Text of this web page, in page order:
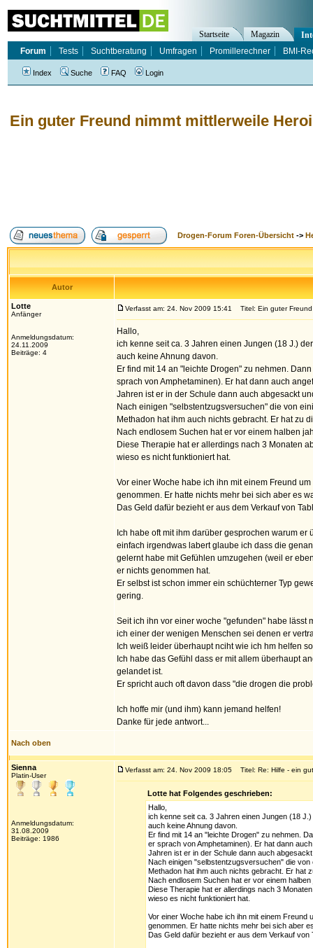
Ein guter Freund nimmt mittlerweile
Drogen-Forum Foren-Übersicht ->
Autor
Lotte
Anfänger
Anmeldungsdatum:
24.11.2009
Beiträge: 4
Verfasst am: 24. Nov 2009 15:41 Titel: Ein guter Freund
Hallo,
ich kenne seit ca. 3 Jahren einen Jungen (18 J.)
auch keine Ahnung davon.
Er find mit 14 an "leichte Drogen" zu nehmen.
sprach von Amphetaminen). Er hat dann auch
Jahren ist er in der Schule dann auch abgesackt
Nach einigen "selbstentzugsversuchen" die von
Methadon hat ihm auch nichts gebracht. Er hat zu
Nach endlosem Suchen hat er vor einem halben
Diese Therapie hat er allerdings nach 3 Monaten
wieso es nicht funktioniert hat.
Vor einer Woche habe ich ihn mit einem Freund
genommen. Er hatte nichts mehr bei sich aber es
Das Geld dafür bezieht er aus dem Verkauf von
Ich habe oft mit ihm darüber gesprochen warum
einfach irgendwas labert glaube ich dass die
gelernt habe mit Gefühlen umzugehen (weil er
er nichts genommen hat.
Er selbst ist schon immer ein schüchterner Typ
gering.
Seit ich ihn vor einer woche "gefunden" habe lässt
ich einer der wenigen Menschen sei denen er
Ich weiß leider überhaupt nciht wie ich hm helfen
Ich habe das Gefühl dass er mit allem überhaupt
gelandet ist.
Er spricht auch oft davon dass "die drogen die
Ich hoffe mir (und ihm) kann jemand helfen!
Danke für jede antwort...
Nach oben
Sienna
Platin-User
Anmeldungsdatum:
31.08.2009
Beiträge: 1986
Verfasst am: 24. Nov 2009 18:05 Titel: Re: Hilfe - ein
Lotte hat Folgendes geschrieben:
Hallo,
ich kenne seit ca. 3 Jahren einen Jungen (18
auch keine Ahnung davon.
Er find mit 14 an "leichte Drogen" zu nehmen.
er sprach von Amphetaminen). Er hat dann
Jahren ist er in der Schule dann auch
Nach einigen "selbstentzugsversuchen" die
Methadon hat ihm auch nichts gebracht. Er hat
Nach endlosem Suchen hat er vor einem
Diese Therapie hat er allerdings nach 3
wieso es nicht funktioniert hat.
Vor einer Woche habe ich ihn mit einem
genommen. Er hatte nichts mehr bei sich aber
Das Geld dafür bezieht er aus dem Verkauf
Startseite Magazin
Forum
Tests Suchtberatung Umfragen Promillerechner BMI-
Index Suche FAQ Login